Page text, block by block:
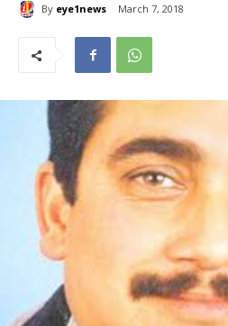
By eye1news March 7, 2018